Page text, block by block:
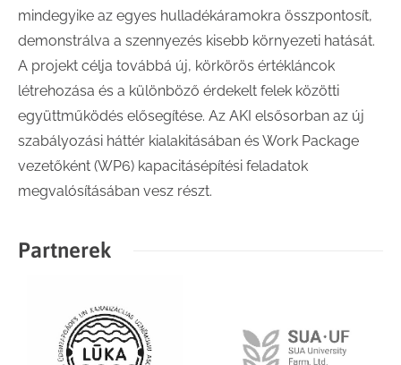
mindegyike az egyes hulladékáramokra összpontosít,
demonstrálva a szennyezés kisebb környezeti hatását.
A projekt célja továbbá új, körkörös értékláncok
létrehozása és a különböző érdekelt felek közötti
együttműködés elősegítése. Az AKI elsősorban az új
szabályozási háttér kialakitásában és Work Package
vezetőként (WP6) kapacitásépítési feladatok
megvalósításában vesz részt.
Partnerek